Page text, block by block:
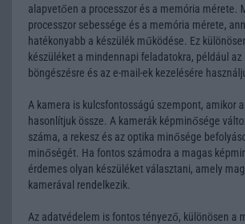
alapvetően a processzor és a memória mérete.
processzor sebessége és a memória mérete,
hatékonyabb a készülék működése. Ez
készüléket a mindennapi feladatokra, például
böngészésre és az e-mail-ek kezelésére
A kamera is kulcsfontosságú szempont, amikor
hasonlítjuk össze. A kamerák képminősége
száma, a rekesz és az optika minősége
minőségét. Ha fontos számodra a magas
érdemes olyan készüléket választani, amely
kamerával rendelkezik.
Az adatvédelem is fontos tényező, különösen a